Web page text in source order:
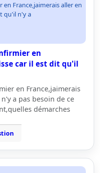
France,jaimerais aller en
qu'il n'y a
en
car il est dit qu'il
en France,jaimerais
a pas besoin de ce
démarches